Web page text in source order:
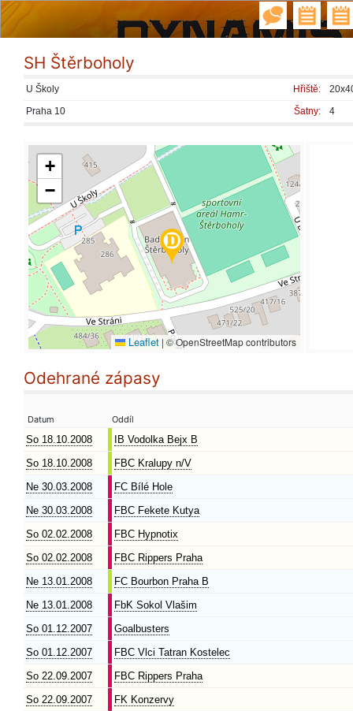
SH Štěrboholy
U Školy Hřiště:
Praha 10
Šatny: 4
+
−
Leaflet | © OpenStreetMap contributors
Odehrané zápasy
Datum Oddíl
So 18.10.2008
IB Vodolka Bejx B
So 18.10.2008
FBC Kralupy n/V
Ne 30.03.2008
FC Bílé Hole
Ne 30.03.2008
FBC Fekete Kutya
So 02.02.2008
FBC Hypnotix
So 02.02.2008
FBC Rippers Praha
Ne 13.01.2008
FC Bourbon Praha B
Ne 13.01.2008
FbK Sokol Vlašim
So 01.12.2007
Goalbusters
So 01.12.2007
FBC Vlci Tatran Kostelec
So 22.09.2007
FBC Rippers Praha
So 22.09.2007
FK Konzervy